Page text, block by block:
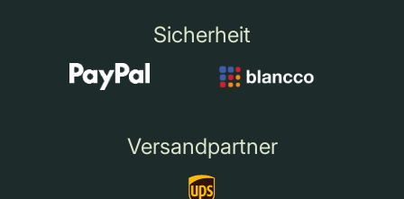
Sicherheit
Versandpartner